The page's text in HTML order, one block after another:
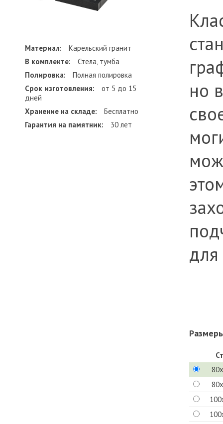
Материал:
Карельский гранит
В комплекте:
Стела, тумба
Полировка:
Полная полировка
Срок изготовления:
от 5 до 15
дней
Хранение на складе:
Бесплатно
Гарантия на памятник:
30 лет
но